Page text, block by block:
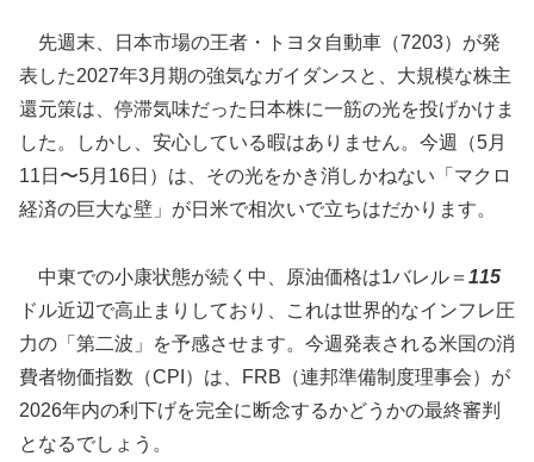
先週末、日本市場の王者・トヨタ自動車（7203）が発
表した2027年3月期の強気なガイダンスと、大規模な株主
還元策は、停滞気味だった日本株に一筋の光を投げかけま
した。しかし、安心している暇はありません。今週（5月
11日〜5月16日）は、その光をかき消しかねない「マクロ
経済の巨大な壁」が日米で相次いで立ちはだかります。
中東での小康状態が続く中、原油価格は1バレル＝ 115
ドル近辺で高止まりしており、これは世界的なインフレ圧
力の「第二波」を予感させます。今週発表される米国の消
費者物価指数（CPI）は、FRB（連邦準備制度理事会）が
2026年内の利下げを完全に断念するかどうかの最終審判
となるでしょう。